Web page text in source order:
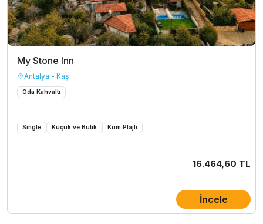
My Stone Inn
Antalya - Kaş
Oda Kahvaltı
Single Küçük ve Butik Kum Plajlı
16.464,60 TL
İncele